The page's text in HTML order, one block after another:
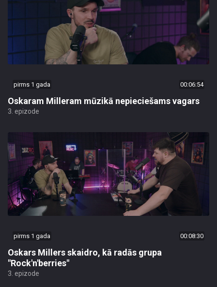
pirms 1 gada 00:06:54
Oskaram Milleram mūzikā nepieciešams vagars
3. epizode
pirms 1 gada 00:08:30
Oskars Millers skaidro, kā radās grupa
"Rock'n'berries"
3. epizode